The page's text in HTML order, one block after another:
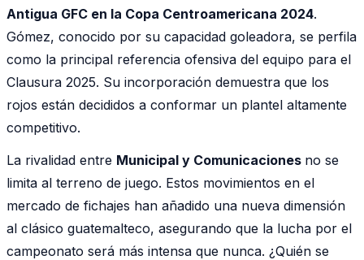
Antigua GFC en la Copa Centroamericana 2024.
Gómez, conocido por su capacidad goleadora, se perfila
como la principal referencia ofensiva del equipo para el
Clausura 2025. Su incorporación demuestra que los
rojos están decididos a conformar un plantel altamente
competitivo.
La rivalidad entre Municipal y Comunicaciones no se
limita al terreno de juego. Estos movimientos en el
mercado de fichajes han añadido una nueva dimensión
al clásico guatemalteco, asegurando que la lucha por el
campeonato será más intensa que nunca. ¿Quién se